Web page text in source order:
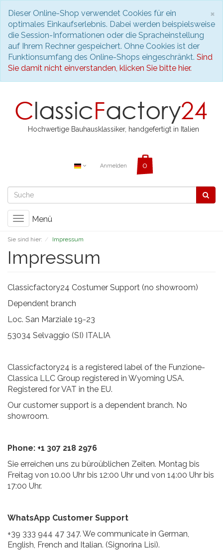
×
Dieser Online-Shop verwendet Cookies für ein
optimales Einkaufserlebnis. Dabei werden beispielsweise
die Session-Informationen oder die Spracheinstellung
auf Ihrem Rechner gespeichert. Ohne Cookies ist der
Funktionsumfang des Online-Shops eingeschränkt. Sind
Sie damit nicht einverstanden, klicken Sie bitte hier.
Hochwertige Bauhausklassiker, handgefertigt in Italien
Anmelden
Toggle
Menü
Sie sind hier: Impressum
Impressum
Classicfactory24 Costumer Support (no showroom)
Dependent branch
Loc. San Marziale 19-23
53034 Selvaggio (SI) ITALIA
Classicfactory24 is a registered label of the Funzione-
Classica LLC Group registered in Wyoming USA.
Registered for VAT in the EU.
Our customer support is a dependent branch. No
showroom.
Phone: +1 307 218 2976
Sie erreichen uns zu büroüblichen Zeiten. Montag bis
Freitag von 10.00 Uhr bis 12:00 Uhr und von 14:00 Uhr bis
17:00 Uhr.
WhatsApp Customer Support
+39 333 944 47 347. We communicate in German,
English, French and Italian. (Signorina Lisi).